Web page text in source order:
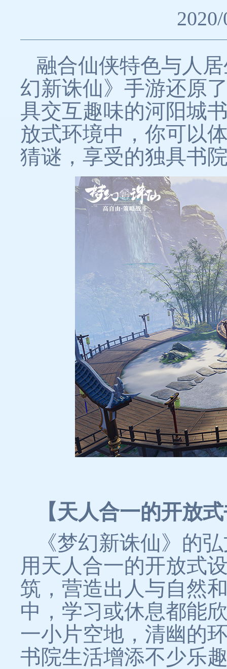
融合仙侠特色与人
幻新诛仙》手游还原
具交互趣味的河阳城
放式环境中，你可以
猜谜，享受的独具书
【天人合一的开放
《梦幻新诛仙》的
用天人合一的开放式
筑，营造出人与自然
中，学习或休息都能
一小片空地，清幽的
书院生活增添不少乐